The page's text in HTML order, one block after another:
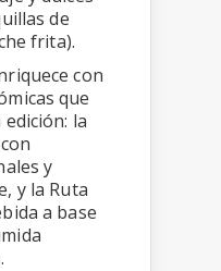
de
frita).
con
que
la
y
y la Ruta
a base